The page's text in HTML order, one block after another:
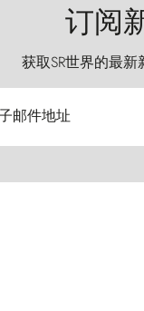
订阅
获取SR世界的最
邮件地址